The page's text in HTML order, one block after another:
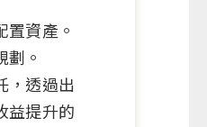
資產。
。
，透過出
益提升的